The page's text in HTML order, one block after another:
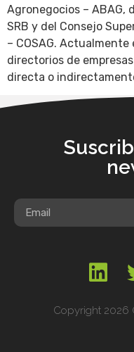
Agronegocios – ABAG,
SRB y del Consejo
– COSAG.
directorios de
directa o
Copyright 2026